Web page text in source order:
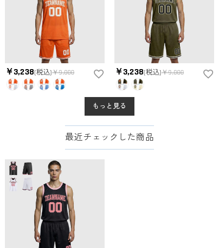
￥3,238(税込)￥9,000 ￥3,238(税込)￥9,000
もっと見る
最近チェックした商品